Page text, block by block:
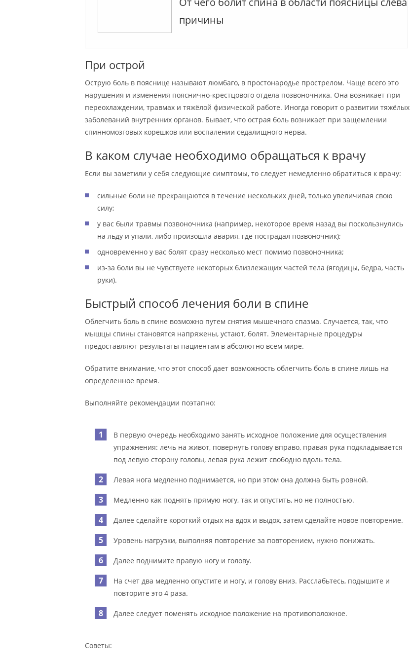
причины
При острой
Острую боль в пояснице называют люмбаго, в простонародье прострелом. Чаще всего это
нарушения и изменения пояснично-крестцового отдела позвоночника. Она возникает при
переохлаждении, травмах и тяжёлой физической работе. Иногда говорит о развитии тяжёлых
заболеваний внутренних органов. Бывает, что острая боль возникает при защемлении
спинномозговых корешков или воспалении седалищного нерва.
В каком случае необходимо обращаться к врачу
Если вы заметили у себя следующие симптомы, то следует немедленно обратиться к врачу:
сильные боли не прекращаются в течение нескольких дней, только увеличивая свою
силу;
у вас были травмы позвоночника (например, некоторое время назад вы поскользнулись
на льду и упали, либо произошла авария, где пострадал позвоночник);
одновременно у вас болят сразу несколько мест помимо позвоночника;
из-за боли вы не чувствуете некоторых близлежащих частей тела (ягодицы, бедра, часть
руки).
Быстрый способ лечения боли в спине
Облегчить боль в спине возможно путем снятия мышечного спазма. Случается, так, что
мышцы спины становятся напряжены, устают, болят. Элементарные процедуры
предоставляют результаты пациентам в абсолютно всем мире.
Обратите внимание, что этот способ дает возможность облегчить боль в спине лишь на
определенное время.
Выполняйте рекомендации поэтапно:
В первую очередь необходимо занять исходное положение для осуществления
упражнения: лечь на живот, повернуть голову вправо, правая рука подкладывается
под левую сторону головы, левая рука лежит свободно вдоль тела.
Левая нога медленно поднимается, но при этом она должна быть ровной.
Медленно как поднять прямую ногу, так и опустить, но не полностью.
Далее сделайте короткий отдых на вдох и выдох, затем сделайте новое повторение.
Уровень нагрузки, выполняя повторение за повторением, нужно понижать.
Далее поднимите правую ногу и голову.
На счет два медленно опустите и ногу, и голову вниз. Расслабьтесь, подышите и
повторите это 4 раза.
Далее следует поменять исходное положение на противоположное.
Советы: